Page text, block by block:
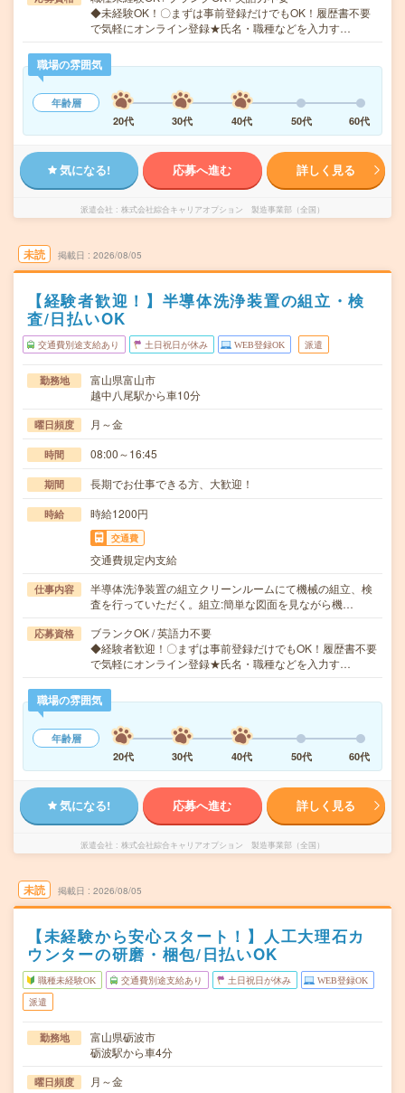
◆未経験OK！〇まずは事前登録だけでもOK！履歴書不要
で気軽にオンライン登録★氏名・職種などを入力す…
職場の雰囲気
年齢層
20代
30代 40代 50代 60代
気になる! 応募へ進む 詳しく見る
派遣会社 株式会社綜合キャリアオプション 製造事業部（全国）
未読 掲載日 2026/08/05
【経験者歓迎！】半導体洗浄装置の組立・検
査/日払いOK
交通費別途支給あり 土日祝日が休み WEB登録OK 派遣
勤務地
富山県富山市
越中八尾駅から車10分
曜日頻度 月～金
時間 08:00～16:45
期間 長期でお仕事できる方、大歓迎！
時給 時給1200円
交通費
交通費規定内支給
仕事内容
半導体洗浄装置の組立クリーンルームにて機械の組立、検
査を行っていただく。組立:簡単な図面を見ながら機…
応募資格
ブランクOK / 英語力不要
◆経験者歓迎！〇まずは事前登録だけでもOK！履歴書不要
で気軽にオンライン登録★氏名・職種などを入力す…
職場の雰囲気
年齢層
20代
30代 40代 50代 60代
気になる! 応募へ進む 詳しく見る
派遣会社 株式会社綜合キャリアオプション 製造事業部（全国）
未読 掲載日 2026/08/05
【未経験から安心スタート！】人工大理石カ
ウンターの研磨・梱包/日払いOK
職種未経験OK 交通費別途支給あり 土日祝日が休み WEB登録OK
派遣
勤務地
富山県砺波市
砺波駅から車4分
曜日頻度 月～金